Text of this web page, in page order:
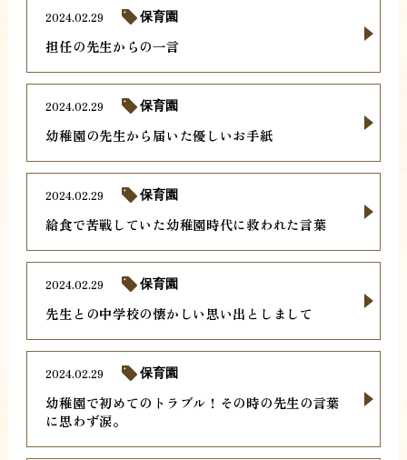
担任の先生からの一言
2024.02.29 保育園
幼稚園の先生から届いた優しいお手紙
2024.02.29 保育園
給食で苦戦していた幼稚園時代に救われた言葉
2024.02.29 保育園
先生との中学校の懐かしい思い出としまして
2024.02.29 保育園
幼稚園で初めてのトラブル！その時の先生の言葉
に思わず涙。
2024.02.29 保育園